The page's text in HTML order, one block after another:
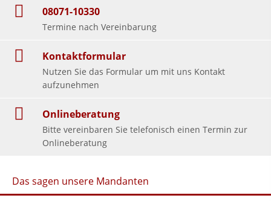
08071-10330
Termine nach Vereinbarung
Kontaktformular
Nutzen Sie das Formular um mit uns Kontakt
aufzunehmen
Onlineberatung
Bitte vereinbaren Sie telefonisch einen Termin zur
Onlineberatung
Das sagen unsere Mandanten